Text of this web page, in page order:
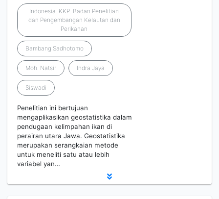
Indonesia. KKP. Badan Penelitian
dan Pengembangan Kelautan dan
Perikanan
Bambang Sadhotomo
Moh. Natsir Indra Jaya
Siswadi
Penelitian ini bertujuan
mengaplikasikan geostatistika dalam
pendugaan kelimpahan ikan di
perairan utara Jawa. Geostatistika
merupakan serangkaian metode
untuk meneliti satu atau lebih
variabel yan…